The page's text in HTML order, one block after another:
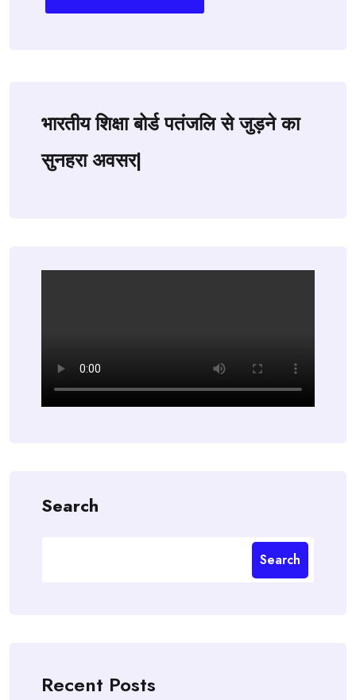
भारतीय शिक्षा बोर्ड पतंजलि से जुड़ने का
सुनहरा अवसर|
Search
Search
Recent Posts